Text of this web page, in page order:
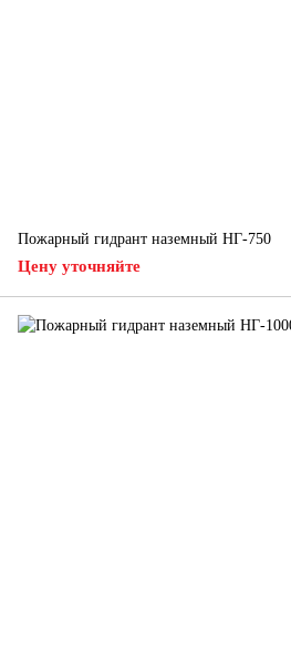
Пожарный гидрант наземный НГ-750
Цену уточняйте